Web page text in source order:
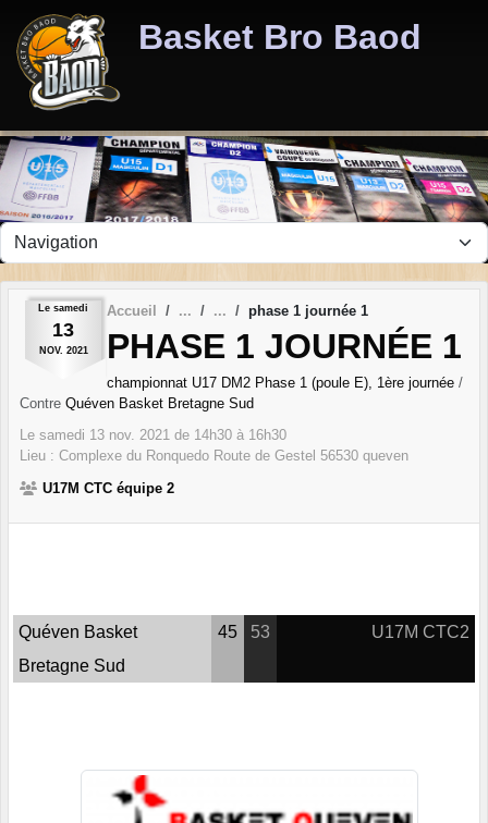
Basket Bro Baod
Le samedi
13
NOV. 2021
Accueil phase 1 journée 1
PHASE 1 JOURNÉE 1
championnat U17 DM2 Phase 1 (poule E), 1ère journée /
Contre Quéven Basket Bretagne Sud
Le samedi 13 nov. 2021 de 14h30 à 16h30
Lieu : Complexe du Ronquedo Route de Gestel 56530 queven
U17M CTC équipe 2
Quéven Basket
Bretagne Sud
45 53 U17M CTC2
Panneau de gestion des cookies